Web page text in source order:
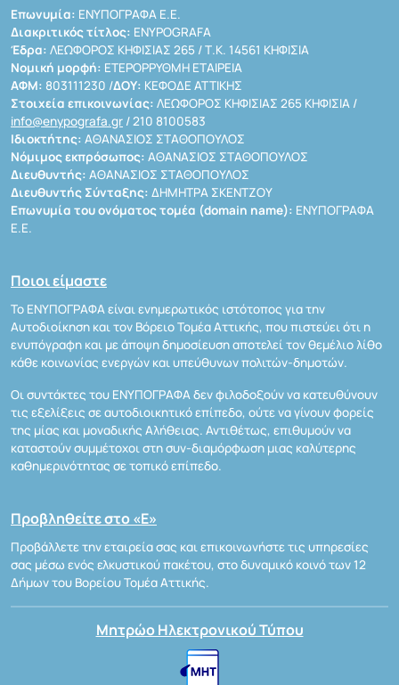
Επωνυμία: ΕΝΥΠΟΓΡΑΦΑ Ε.Ε.
Διακριτικός τίτλος: ENYPOGRAFA
Έδρα: ΛΕΩΦΟΡΟΣ ΚΗΦΙΣΙΑΣ 265 / Τ.Κ. 14561 ΚΗΦΙΣΙΑ
Νομική μορφή: ΕΤΕΡΟΡΡΥΘΜΗ ΕΤΑΙΡΕΙΑ
ΑΦΜ: 803111230 /ΔΟΥ: ΚΕΦΟΔΕ ΑΤΤΙΚΗΣ
Στοιχεία επικοινωνίας: ΛΕΩΦΟΡΟΣ ΚΗΦΙΣΙΑΣ 265 ΚΗΦΙΣΙΑ /
info@enypografa.gr / 210 8100583
Ιδιοκτήτης: ΑΘΑΝΑΣΙΟΣ ΣΤΑΘΟΠΟΥΛΟΣ
Νόμιμος εκπρόσωπος: ΑΘΑΝΑΣΙΟΣ ΣΤΑΘΟΠΟΥΛΟΣ
Διευθυντής: ΑΘΑΝΑΣΙΟΣ ΣΤΑΘΟΠΟΥΛΟΣ
Διευθυντής Σύνταξης: ΔΗΜΗΤΡΑ ΣΚΕΝΤΖΟΥ
Επωνυμία του ονόματος τομέα (domain name): ΕΝΥΠΟΓΡΑΦΑ
Ε.Ε.
Ποιοι είμαστε
Το ΕΝΥΠΟΓΡΑΦΑ είναι ενημερωτικός ιστότοπος για την
Αυτοδιοίκηση και τον Βόρειο Τομέα Αττικής, που πιστεύει ότι η
ενυπόγραφη και με άποψη δημοσίευση αποτελεί τον θεμέλιο λίθο
κάθε κοινωνίας ενεργών και υπεύθυνων πολιτών-δημοτών.
Οι συντάκτες του ΕΝΥΠΟΓΡΑΦΑ δεν φιλοδοξούν να κατευθύνουν
τις εξελίξεις σε αυτοδιοικητικό επίπεδο, ούτε να γίνουν φορείς
της μίας και μοναδικής Αλήθειας. Αντιθέτως, επιθυμούν να
καταστούν συμμέτοχοι στη συν-διαμόρφωση μιας καλύτερης
καθημερινότητας σε τοπικό επίπεδο.
Προβληθείτε στο «Ε»
Προβάλλετε την εταιρεία σας και επικοινωνήστε τις υπηρεσίες
σας μέσω ενός ελκυστικού πακέτου, στο δυναμικό κοινό των 12
Δήμων του Βορείου Τομέα Αττικής.
Μητρώο Ηλεκτρονικού Τύπου